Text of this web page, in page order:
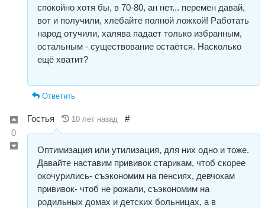
спокойно хотя бы, в 70-80, ан нет... перемен давай,
вот и получили, хлебайте полной ложкой! Работать
народ отучили, халява падает только избранным,
остальным - существование остаётся. Насколько
ещё хватит?
Ответить
0
Гостья 10 лет назад #
Оптимизация или утилизация, для них одно и тоже.
Давайте наставим прививок старикам, чтоб скорее
окочурились- съэкономим на пенсиях, девчокам
прививок- чтоб не рожали, съэкономим на
родильных домах и детских больницах, а в